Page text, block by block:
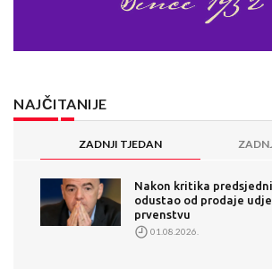
NAJČITANIJE
ZADNJI TJEDAN
Nakon kritika
odustao od prodaje
prvenstvu
01.08.2026.